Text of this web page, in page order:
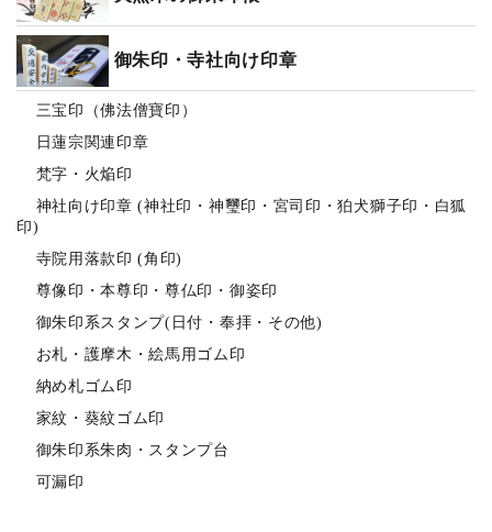
御朱印・寺社向け印章
三宝印（佛法僧寶印）
日蓮宗関連印章
梵字・火焔印
神社向け印章 (神社印・神璽印・宮司印・狛犬獅子印・白狐
印)
寺院用落款印 (角印)
尊像印・本尊印・尊仏印・御姿印
御朱印系スタンプ(日付・奉拝・その他)
お札・護摩木・絵馬用ゴム印
納め札ゴム印
家紋・葵紋ゴム印
御朱印系朱肉・スタンプ台
可漏印